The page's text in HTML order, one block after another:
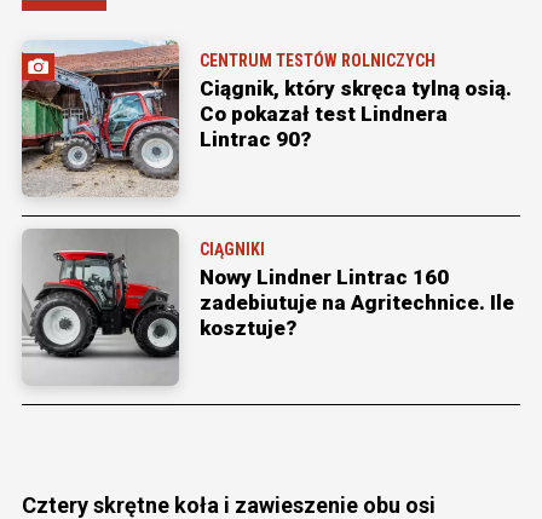
CENTRUM TESTÓW ROLNICZYCH
Ciągnik, który skręca tylną osią.
Co pokazał test Lindnera
Lintrac 90?
CIĄGNIKI
Nowy Lindner Lintrac 160
zadebiutuje na Agritechnice. Ile
kosztuje?
Cztery skrętne koła i zawieszenie obu osi